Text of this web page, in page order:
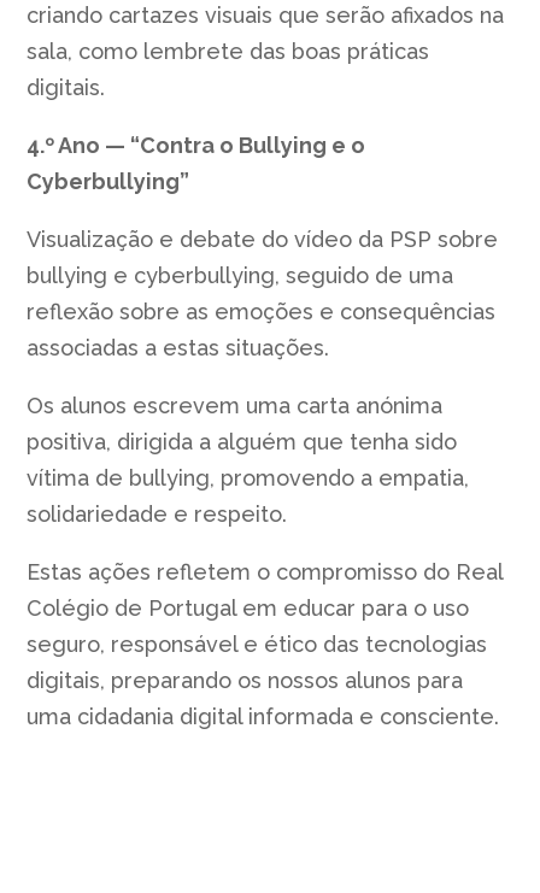
criando cartazes visuais que serão afixados na
sala, como lembrete das boas práticas
digitais.
4.º Ano — “Contra o Bullying e o
Cyberbullying”
Visualização e debate do vídeo da PSP sobre
bullying e cyberbullying, seguido de uma
reflexão sobre as emoções e consequências
associadas a estas situações.
Os alunos escrevem uma carta anónima
positiva, dirigida a alguém que tenha sido
vítima de bullying, promovendo a empatia,
solidariedade e respeito.
Estas ações refletem o compromisso do Real
Colégio de Portugal em educar para o uso
seguro, responsável e ético das tecnologias
digitais, preparando os nossos alunos para
uma cidadania digital informada e consciente.